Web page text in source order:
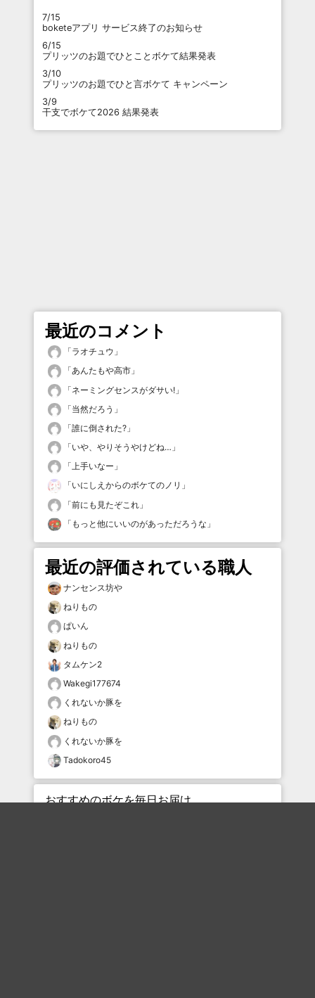
7/15
boketeアプリ サービス終了のお知らせ
6/15
プリッツのお題でひとことボケて結果発表
3/10
プリッツのお題でひと言ボケて キャンペーン
3/9
干支でボケて2026 結果発表
最近のコメント
「ラオチュウ 」
「あんたもや高市 」
「ネーミングセンスがダサい! 」
「当然だろう 」
「誰に倒された? 」
「いや、やりそうやけどね… 」
「上手いなー 」
「いにしえからのボケてのノリ 」
「前にも見たぞこれ 」
「 もっと他にいいのがあっただろうな 」
最近の評価されている職人
ナンセンス坊や
ねりもの
ぱいん
ねりもの
タムケン2
Wakegi177674
くれないか豚を
ねりもの
くれないか豚を
Tadokoro45
おすすめのボケを毎日お届け